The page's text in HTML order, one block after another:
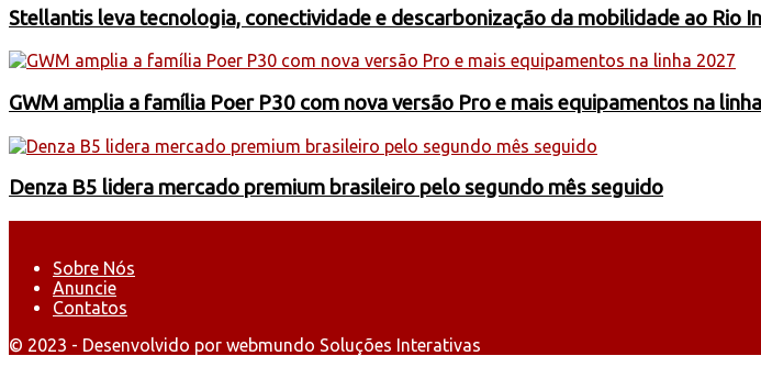
Stellantis leva tecnologia, conectividade e descarbonização da mobilidade ao Rio
GWM amplia a família Poer P30 com nova versão Pro e mais equipamentos na
Denza B5 lidera mercado premium brasileiro pelo segundo mês seguido
Sobre Nós
Anuncie
Contatos
© 2023 - Desenvolvido por webmundo Soluções Interativas